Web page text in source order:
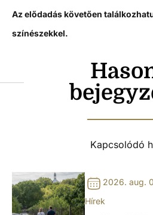
Az elődadás követően
színészekkel.
Kapcsolódó
2026. aug.
Hírek